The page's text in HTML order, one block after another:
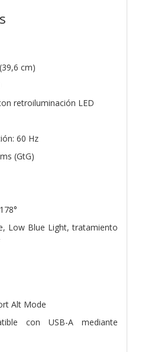
cm)
retroiluminación LED
60 Hz
(GtG)
Low Blue Light, tratamiento
Alt Mode
con USB-A mediante